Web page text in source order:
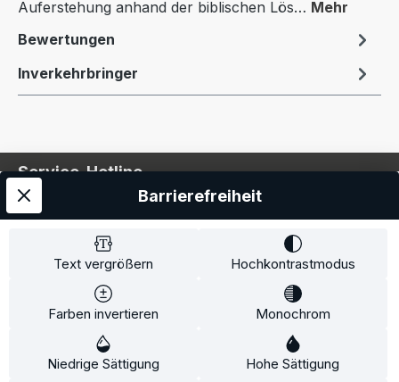
Auferstehung anhand der biblischen Lös… Mehr
Bewertungen
Inverkehrbringer
Service-Hotline
Service
Information
* Alle Preise inkl. gesetzl. Mehrwertsteuer zzgl.
Text vergrößern Hochkontrastmodus
Farben invertieren Monochrom
Niedrige Sättigung Hohe Sättigung
Barrierefreiheit